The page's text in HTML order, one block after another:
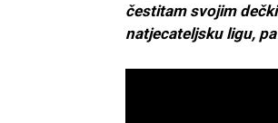
čestitam svojim
natjecateljsku ligu,